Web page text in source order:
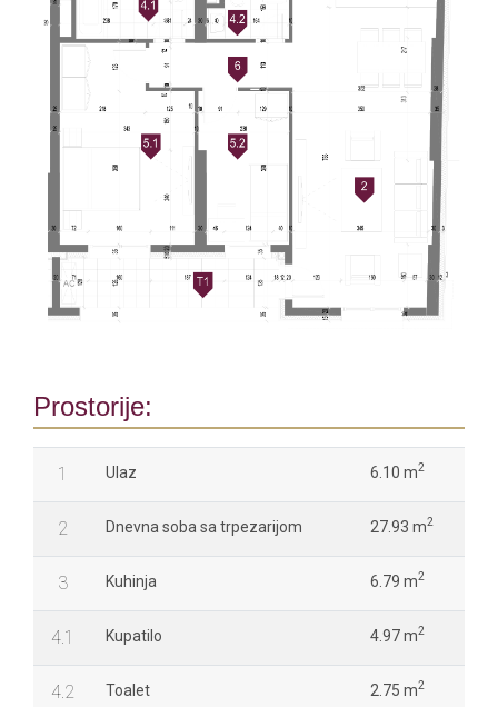
Prostorije:
1 Ulaz 6.10 m2
2 Dnevna soba sa trpezarijom 27.93 m2
3 Kuhinja 6.79 m2
4.1 Kupatilo 4.97 m2
4.2 Toalet 2.75 m2